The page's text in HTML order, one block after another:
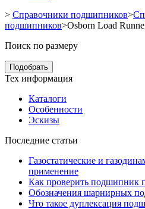
> Справочники подшипников>
подшипников>Osborn Load
Поиск по размеру
Подобрать
Тех информация
Каталоги
Особенности
Эскизы
Последние статьи
Газостатические и
применение
Как проверить подшипник
Обозначения шарнирных
Что такое дуплексация